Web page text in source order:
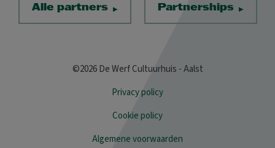
Alle partners Partnerships
©2026 De Werf Cultuurhuis - Aalst
Privacy policy
Cookie policy
Algemene voorwaarden